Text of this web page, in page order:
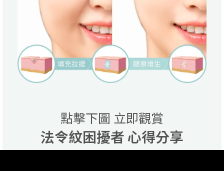
點擊下圖 立即觀賞
法令紋困擾者 心得分享